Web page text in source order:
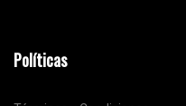
Políticas